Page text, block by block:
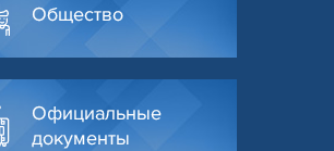
Общество
Официальные
документы